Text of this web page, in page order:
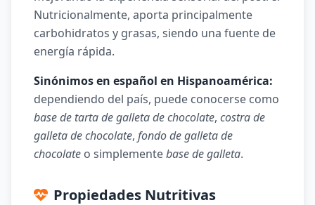
Nutricionalmente, aporta principalmente
carbohidratos y grasas, siendo una fuente de
energía rápida.
Sinónimos en español en Hispanoamérica:
dependiendo del país, puede conocerse como
base de tarta de galleta de chocolate, costra de
galleta de chocolate, fondo de galleta de
chocolate o simplementebase de galleta.
Propiedades Nutritivas